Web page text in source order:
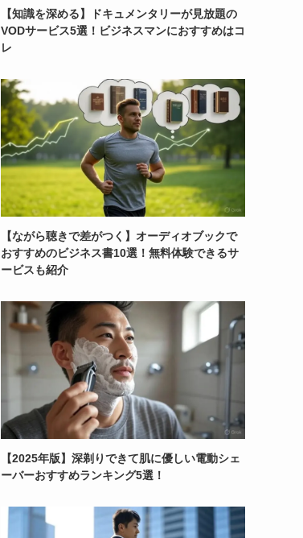
【知識を深める】ドキュメンタリーが見放題の
VODサービス5選！ビジネスマンにおすすめはコ
レ
【ながら聴きで差がつく】オーディオブックで
おすすめのビジネス書10選！無料体験できるサ
ービスも紹介
【2025年版】深剃りできて肌に優しい電動シェ
ーバーおすすめランキング5選！